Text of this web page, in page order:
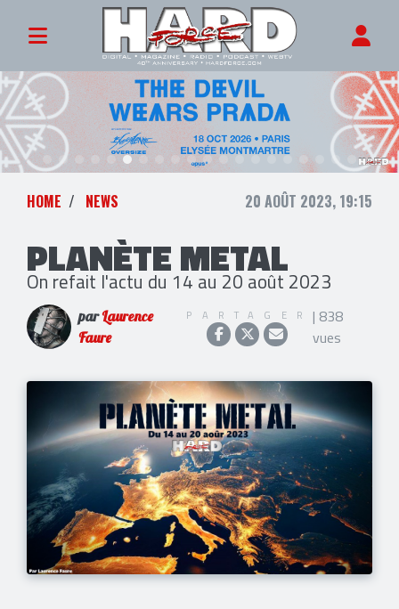
HOME NEWS 20 AOÛT 2023, 19:15
PLANÈTE METAL
On refait l'actu du 14 au 20 août 2023
parLaurence
Faure
PARTAGER | 838
vues